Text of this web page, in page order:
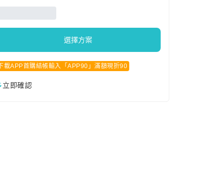
選擇方案
下載APP首購結帳輸入「APP90」滿額現折90
立即確認